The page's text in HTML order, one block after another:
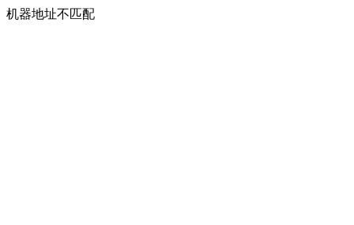
机器地址不匹配